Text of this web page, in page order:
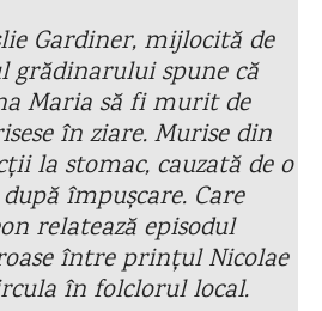
Gardiner, mijlocită de
spune că
Maria să fi murit de
în ziare. Murise din
la stomac, cauzată de o
împușcare. Care
relatează episodul
între prințul Nicolae
în folclorul local.